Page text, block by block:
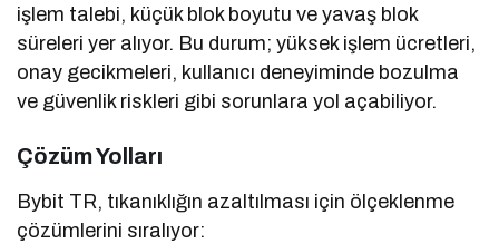
işlem talebi, küçük blok boyutu ve yavaş blok
süreleri yer alıyor. Bu durum; yüksek işlem ücretleri,
onay gecikmeleri, kullanıcı deneyiminde bozulma
ve güvenlik riskleri gibi sorunlara yol açabiliyor.
Çözüm Yolları
Bybit TR, tıkanıklığın azaltılması için ölçeklenme
çözümlerini sıralıyor: